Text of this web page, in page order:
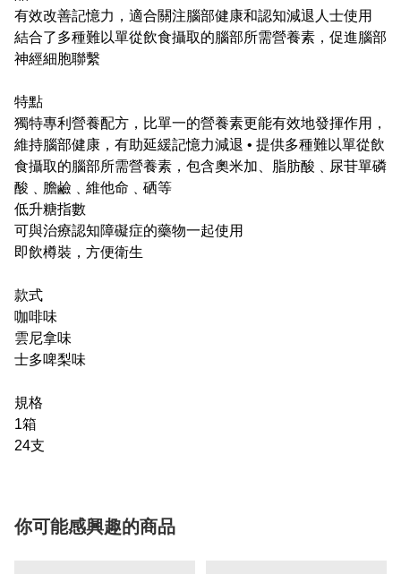
有效改善記憶力，適合關注腦部健康和認知減退人士使用
結合了多種難以單從飲食攝取的腦部所需營養素，促進腦部
神經細胞聯繫
特點
獨特專利營養配方，比單一的營養素更能有效地發揮作用，
維持腦部健康，有助延緩記憶力減退 • 提供多種難以單從飲
食攝取的腦部所需營養素，包含奧米加、脂肪酸﹑尿苷單磷
酸﹑膽鹼﹑維他命﹑硒等
低升糖指數
可與治療認知障礙症的藥物一起使用
即飲樽裝，方便衛生
款式
咖啡味
雲尼拿味
士多啤梨味
規格
1箱
24支
你可能感興趣的商品